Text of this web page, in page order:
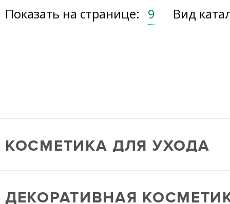
Показать на странице: 9 Вид
КОСМЕТИКА ДЛЯ УХОДА
ДЕКОРАТИВНАЯ